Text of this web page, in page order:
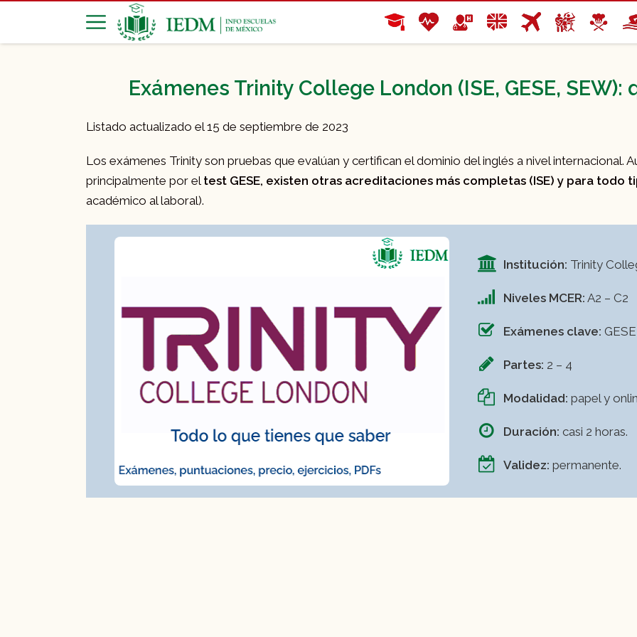
Exámenes Trinity College London (ISE, GESE,
Listado actualizado el 15 de septiembre de 2023
Los exámenes Trinity son pruebas que evalúan y certifican el dominio del inglés a nivel internacional.
principalmente por el test GESE, existen otras acreditaciones más completas (ISE) y para todo
académico al laboral).
Institución: Trinity
Niveles MCER: A2 – C2
Exámenes clave:
Partes: 2 – 4
Modalidad: papel y
Duración: casi 2 horas.
Validez: permanente.